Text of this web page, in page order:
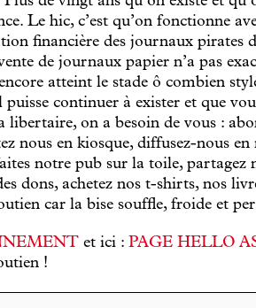
Le hic, c’est qu’on fonctionne
financière des journaux pirates
de journaux papier n’a pas
atteint le stade ô combien
continuer à exister et que
libertaire, on a besoin de vous :
nous en kiosque, diffusez-nous en
notre pub sur la toile, partagez
dons, achetez nos t-shirts, nos
car la bise souffle, froide et
et ici : PAGE HELLO
!